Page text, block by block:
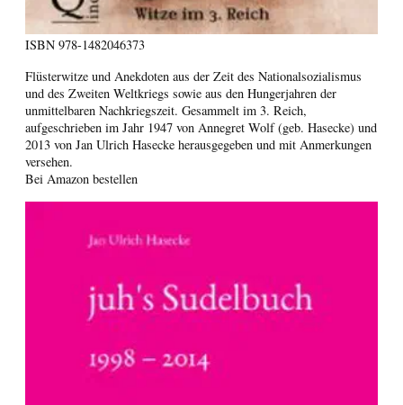
ISBN 978-1482046373
Flüsterwitze und Anekdoten aus der Zeit des Nationalsozialismus
und des Zweiten Weltkriegs sowie aus den Hungerjahren der
unmittelbaren Nachkriegszeit. Gesammelt im 3. Reich,
aufgeschrieben im Jahr 1947 von Annegret Wolf (geb. Hasecke) und
2013 von Jan Ulrich Hasecke herausgegeben und mit Anmerkungen
versehen.
Bei Amazon bestellen